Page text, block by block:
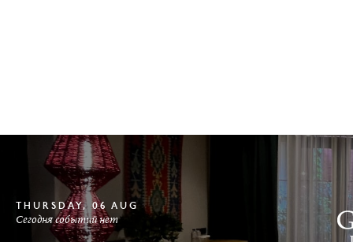
THURSDAY, 06 AUG
Сегодня событий нет